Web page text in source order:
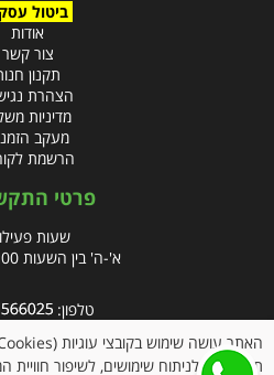
ביטול
אודות
צור קשר
תקנון
הצהרת
מדיניות
מעקב
הרשמת
פרטי
שעות
א'-ה' בין השעות 10:00-17:00
טלפון:
תפעוליים, לניתוח שימושים, לשיפור